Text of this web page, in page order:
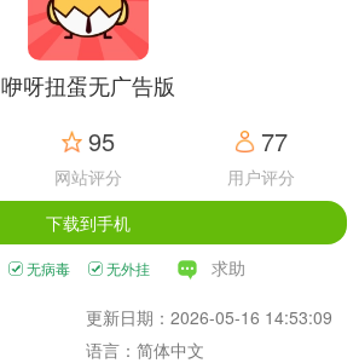
咿呀扭蛋无广告版
95
网站评分
77
用户评分
下载到手机
无病毒 无外挂 求助
更新日期：2026-05-16 14:53:09
语言：简体中文